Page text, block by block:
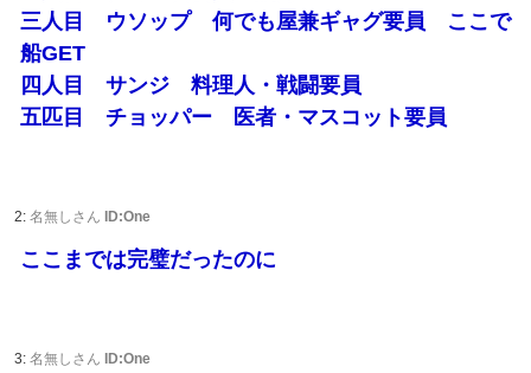
三人目 ウソップ 何でも屋兼ギャグ要員 ここで
船GET
四人目 サンジ 料理人・戦闘要員
五匹目 チョッパー 医者・マスコット要員
2: 名無しさん ID:One
ここまでは完璧だったのに
3: 名無しさん ID:One